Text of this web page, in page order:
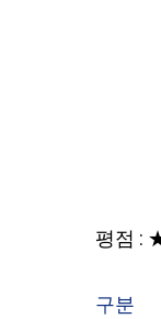
평점 :
구분